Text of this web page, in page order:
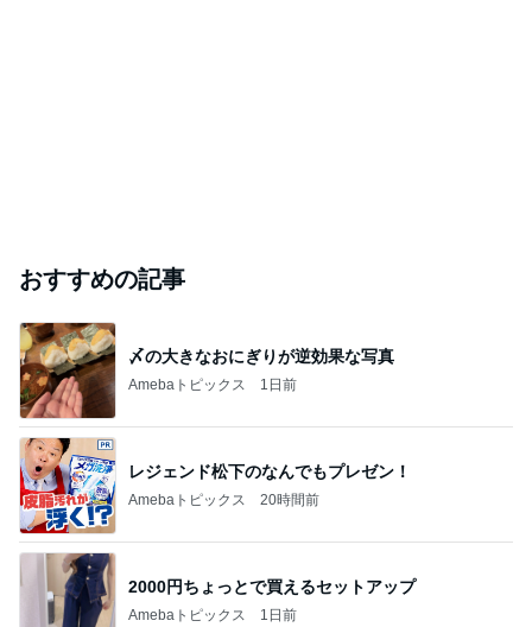
おすすめの記事
〆の大きなおにぎりが逆効果な写真
Amebaトピックス 1日前
レジェンド松下のなんでもプレゼン！
Amebaトピックス 20時間前
2000円ちょっとで買えるセットアップ
Amebaトピックス 1日前